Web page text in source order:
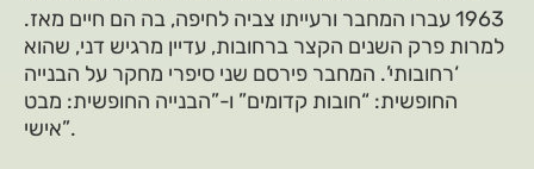
1963 עברו המחבר ורעייתו צביה לחיפה, בה הם חיים מאז.
למרות פרק השנים הקצר ברחובות, עדיין מרגיש דני, שהוא
‘רחובותי’. המחבר פירסם שני סיפרי מחקר על הבנייה
החופשית: “חובות קדומים” ו-”הבנייה החופשית: מבט
אישי”.